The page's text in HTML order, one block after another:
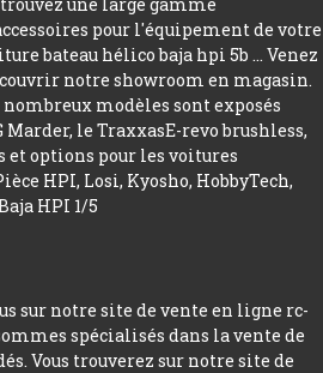
pour l'équipement de votre
bateau hélico baja hpi 5b ... Venez
notre showroom en magasin.
nombreux modèles sont exposés
Marder, le TraxxasE-revo brushless,
et options pour les voitures
HPI, Losi, Kyosho, HobbyTech,
HPI 1/5
sur notre site de vente en ligne rc-
spécialisés dans la vente de
Vous trouverez sur notre site de